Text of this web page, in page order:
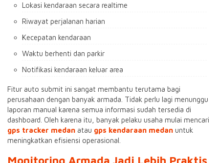
Lokasi kendaraan secara realtime
Riwayat perjalanan harian
Kecepatan kendaraan
Waktu berhenti dan parkir
Notifikasi kendaraan keluar area
Fitur auto submit ini sangat membantu terutama bagi
perusahaan dengan banyak armada. Tidak perlu lagi menunggu
laporan manual karena semua informasi sudah tersedia di
dashboard. Oleh karena itu, banyak pelaku usaha mulai mencari
gps tracker medan atau gps kendaraan medan untuk
meningkatkan efisiensi operasional.
Monitoring Armada Jadi Lebih Praktis